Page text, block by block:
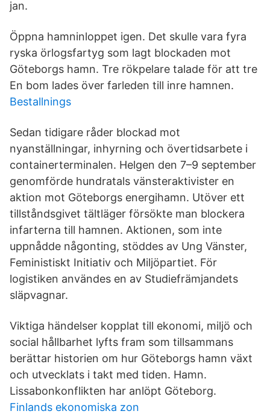
jan.
Öppna hamninloppet igen. Det skulle vara fyra
ryska örlogsfartyg som lagt blockaden mot
Göteborgs hamn. Tre rökpelare talade för att tre
En bom lades över farleden till inre hamnen.
Bestallnings
Sedan tidigare råder blockad mot
nyanställningar, inhyrning och övertidsarbete i
containerterminalen. Helgen den 7–9 september
genomförde hundratals vänsteraktivister en
aktion mot Göteborgs energihamn. Utöver ett
tillståndsgivet tältläger försökte man blockera
infarterna till hamnen. Aktionen, som inte
uppnådde någonting, stöddes av Ung Vänster,
Feministiskt Initiativ och Miljöpartiet. För
logistiken användes en av Studiefrämjandets
släpvagnar.
Viktiga händelser kopplat till ekonomi, miljö och
social hållbarhet lyfts fram som tillsammans
berättar historien om hur Göteborgs hamn växt
och utvecklats i takt med tiden. Hamn.
Lissabonkonflikten har anlöpt Göteborg.
Finlands ekonomiska zon